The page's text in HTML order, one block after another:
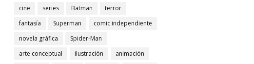
cine series Batman
terror
fantasía
Superman
comic independiente
novela gráfica
Spider-Man
arte conceptual
ilustración
animación